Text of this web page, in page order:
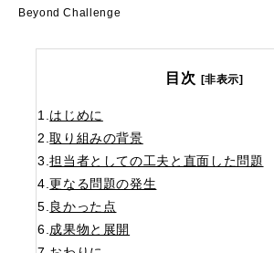
Beyond Challenge
目次 [非表示]
1.はじめに
2.取り組みの背景
3.担当者としての工夫と直面した問題
4.更なる問題の発生
5.良かった点
6.成果物と展開